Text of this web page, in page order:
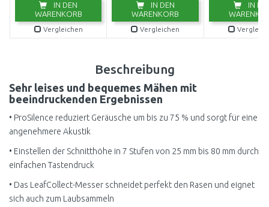
IN DEN
WARENKORB
Vergleichen
IN DEN
WARENKORB
Vergleichen
IN
Beschreibung
Sehr leises und bequemes Mähen mit
beeindruckenden Ergebnissen
• ProSilence reduziert Geräusche um bis zu 75 % und sorgt für eine
angenehmere Akustik
• Einstellen der Schnitthöhe in 7 Stufen von 25 mm bis 80 mm durch
einfachen Tastendruck
• Das LeafCollect-Messer schneidet perfekt den Rasen und eignet
sich auch zum Laubsammeln